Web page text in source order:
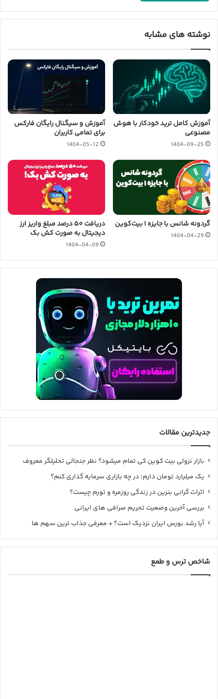
نوشته های مشابه
آموزش کامل ترید خودکار با هوش
مصنوعی
1404-09-25
آموزش و سیگنال رایگان فارکس
برای تمامی کاربران
1404-05-12
گردونه شانس با جایزه ۱ بیت‌کوین
1404-04-29
دریافت ۵۰ درصد مبلغ واریز ارز
دیجیتال به صورت کش بک
1404-04-09
جدیدترین مقالات
بازار نزولی بیت کوین کی تمام میشود؟ نظر جنجالی تحلیلگر معروف
یک میلیارد تومان دارم؛ در چه بازاری سرمایه گذاری کنم؟
اثرات گرانی بنزین در زندگی روزمره و تورم چیست؟
بررسی آخرین وضعیت تحریم صرافی های ایرانی
آیا رشد بورس ایران نزدیک است؟ + معرفی جذاب ترین سهم ها
شاخص ترس و طمع